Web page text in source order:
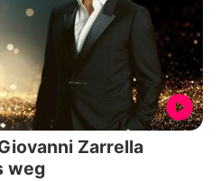
Zarrella
weg